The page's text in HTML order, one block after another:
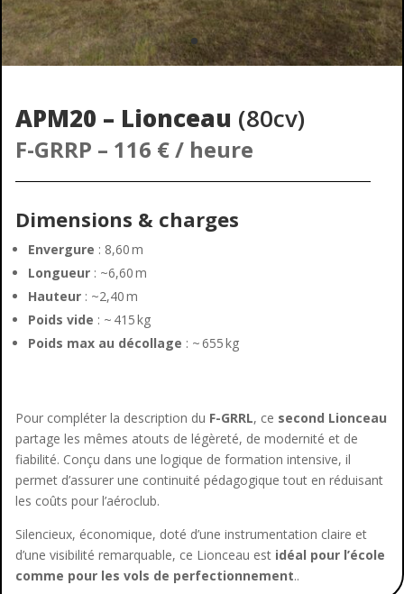
APM20 – Lionceau (80cv)
F-GRRP – 116 € / heure
Dimensions & charges
Envergure : 8,60 m
Longueur : ~6,60 m
Hauteur : ~2,40 m
Poids vide : ~ 415 kg
Poids max au décollage : ~ 655 kg
Pour compléter la description du F-GRRL, ce second Lionceau
partage les mêmes atouts de légèreté, de modernité et de
fiabilité. Conçu dans une logique de formation intensive, il
permet d’assurer une continuité pédagogique tout en réduisant
les coûts pour l’aéroclub.
Silencieux, économique, doté d’une instrumentation claire et
d’une visibilité remarquable, ce Lionceau est idéal pour l’école
comme pour les vols de perfectionnement..